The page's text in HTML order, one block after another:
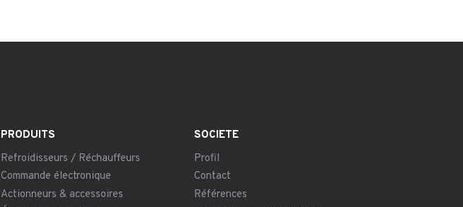
PRODUITS
Refroidisseurs / Réchauffeurs
Commande électronique
Actionneurs & accessoires
SOCIÉTÉ
Profil
Contact
Références